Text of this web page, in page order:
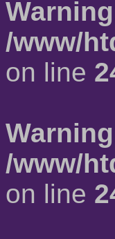
Warning
/www/
on line
Warning
/www/
on line